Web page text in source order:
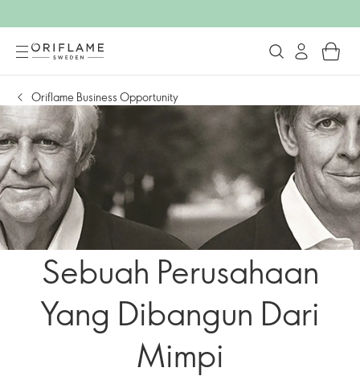
Oriflame Business Opportunity
Sebuah Perusahaan
Yang Dibangun Dari
Mimpi